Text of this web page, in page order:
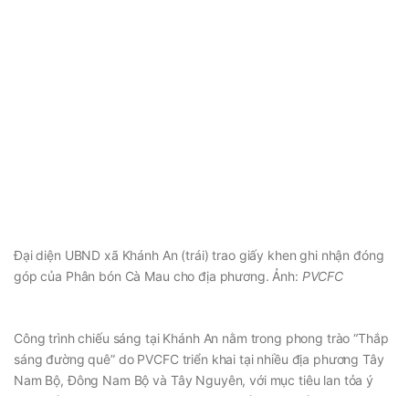
Đại diện UBND xã Khánh An (trái) trao giấy khen ghi nhận đóng
góp của Phân bón Cà Mau cho địa phương. Ảnh: PVCFC
Công trình chiếu sáng tại Khánh An nằm trong phong trào “Thắp
sáng đường quê” do PVCFC triển khai tại nhiều địa phương Tây
Nam Bộ, Đông Nam Bộ và Tây Nguyên, với mục tiêu lan tỏa ý